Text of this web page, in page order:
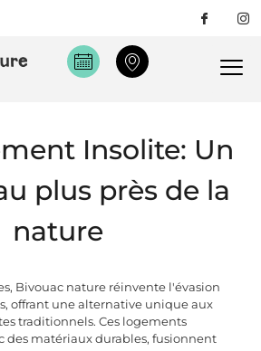
Insolite: Un
plus près de la
nature
Bivouac nature réinvente l'évasion
offrant une alternative unique aux
traditionnels. Ces logements
des matériaux durables, fusionnent